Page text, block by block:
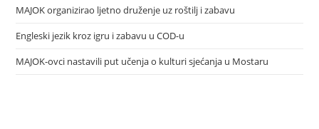
MAJOK organizirao ljetno druženje uz roštilj i zabavu
Engleski jezik kroz igru i zabavu u COD-u
MAJOK-ovci nastavili put učenja o kulturi sjećanja u Mostaru